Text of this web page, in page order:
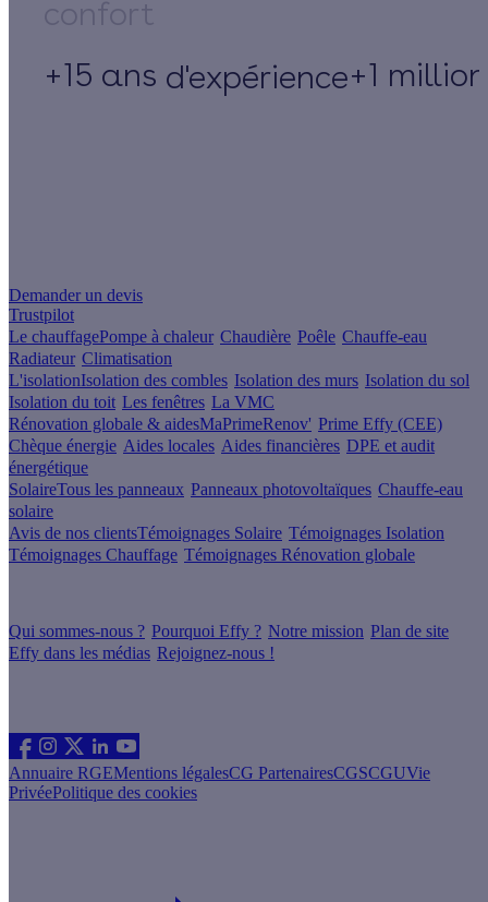
+15 ans d'expérience+1
Demander un devis
Trustpilot
Le chauffagePompe à chaleur Chaudière Poêle Chauffe-eau
Radiateur Climatisation
L'isolationIsolation des combles Isolation des murs Isolation du sol
Isolation du toit Les fenêtres La VMC
Rénovation globale & aidesMaPrimeRenov' Prime Effy (CEE)
Chèque énergie Aides locales Aides financières DPE et audit
énergétique
SolaireTous les panneaux Panneaux photovoltaïques Chauffe-eau
solaire
Avis de nos clientsTémoignages Solaire Témoignages Isolation
Témoignages Chauffage Témoignages Rénovation globale
Qui sommes-nous ? Pourquoi Effy ? Notre mission Plan de site
Effy dans les médias Rejoignez-nous !
Annuaire RGEMentions légalesCG PartenairesCGSCGUVie
PrivéePolitique des cookies